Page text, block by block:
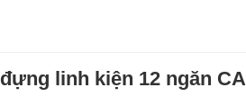
linh kiện 12 ngăn